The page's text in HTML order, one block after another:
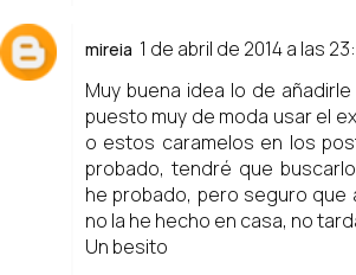
mireia 1 de abril de 2014 a las
Muy buena idea lo de
puesto muy de moda usar el
o estos caramelos en los
probado, tendré que
he probado, pero seguro que
no la he hecho en casa, no
Un besito